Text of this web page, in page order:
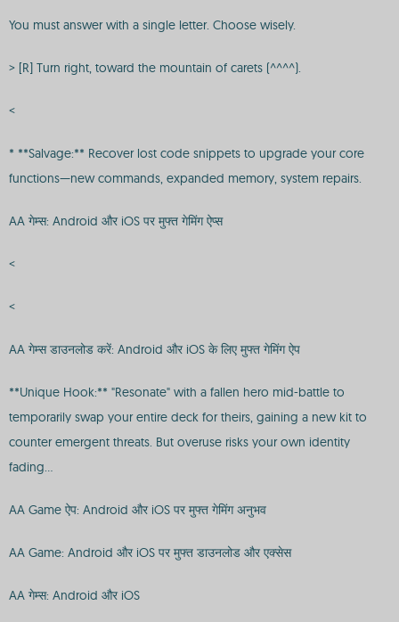
You must answer with a single letter. Choose wisely.
> [R] Turn right, toward the mountain of carets (^^^^).
<
* **Salvage:** Recover lost code snippets to upgrade your core
functions—new commands, expanded memory, system repairs.
AA गेम्स: Android और iOS पर मुफ्त गेमिंग ऐप्स
<
<
AA गेम्स डाउनलोड करें: Android और iOS के लिए मुफ्त गेमिंग ऐप
**Unique Hook:** "Resonate" with a fallen hero mid-battle to
temporarily swap your entire deck for theirs, gaining a new kit to
counter emergent threats. But overuse risks your own identity
fading…
AA Game ऐप: Android और iOS पर मुफ्त गेमिंग अनुभव
AA Game: Android और iOS पर मुफ्त डाउनलोड और एक्सेस
AA गेम्स: Android और iOS